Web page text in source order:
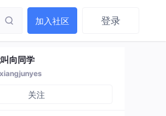
加入社区 登录
向同学
关注